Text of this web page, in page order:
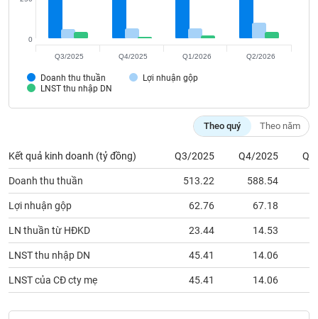
Doanh thu thuần
Lợi nhuận gộp
LNST thu nhập DN
0
Q3/2025 Q4/2025 Q1/2026 Q2/2026
Theo quý Theo năm
Kết quả kinh doanh (tỷ đồng) Q3/2025 Q4/2025
Doanh thu thuần 513.22 588.54
Lợi nhuận gộp 62.76 67.18
LN thuần từ HĐKD 23.44 14.53
LNST thu nhập DN 45.41 14.06
LNST của CĐ cty mẹ 45.41 14.06
tức
Bài
(-)
Báo
cáo
phân
tích
(-)
Thuật
ngữ